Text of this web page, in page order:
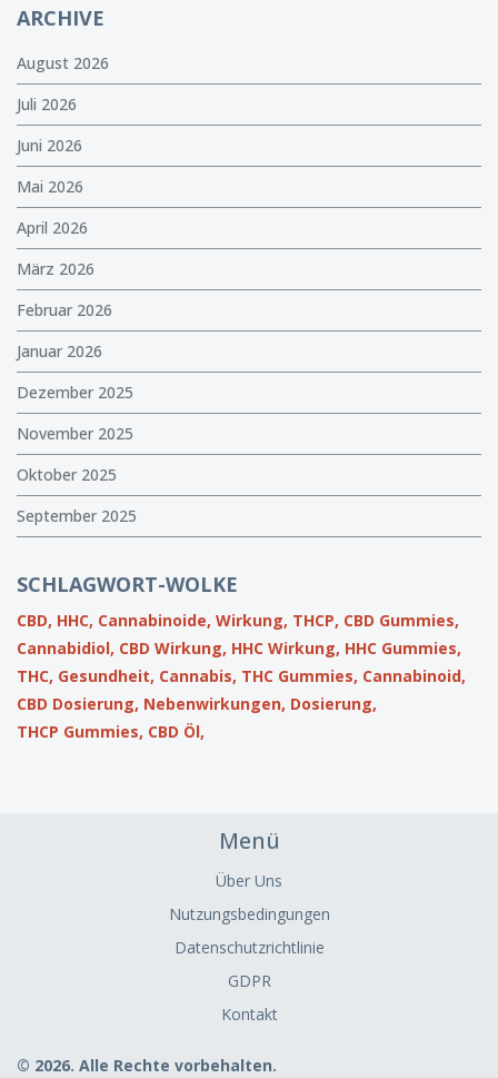
ARCHIVE
August 2026
Juli 2026
Juni 2026
Mai 2026
April 2026
März 2026
Februar 2026
Januar 2026
Dezember 2025
November 2025
Oktober 2025
September 2025
SCHLAGWORT-WOLKE
CBD, HHC, Cannabinoide, Wirkung, THCP, CBD Gummies,
Cannabidiol, CBD Wirkung, HHC Wirkung, HHC Gummies,
THC, Gesundheit, Cannabis, THC Gummies, Cannabinoid,
CBD Dosierung, Nebenwirkungen, Dosierung,
THCP Gummies, CBD Öl,
Menü
Über Uns
Nutzungsbedingungen
Datenschutzrichtlinie
GDPR
Kontakt
© 2026. Alle Rechte vorbehalten.